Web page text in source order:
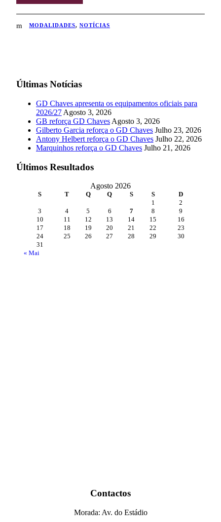
MODALIDADES, NOTÍCIAS
Últimas Notícias
GD Chaves apresenta os equipamentos oficiais para
2026/27 Agosto 3, 2026
GB reforça GD Chaves Agosto 3, 2026
Gilberto Garcia reforça o GD Chaves Julho 23, 2026
Antony Helbert reforça o GD Chaves Julho 22, 2026
Marquinhos reforça o GD Chaves Julho 21, 2026
Últimos Resultados
Agosto 2026
S T Q Q S S D
« Mai
1
2
3
4 5 6 7 8
9
10
11 12 13 14 15
16
17
18 19 20 21 22
23
24
25 26 27 28 29
30
31
Contactos
Morada: Av. do Estádio